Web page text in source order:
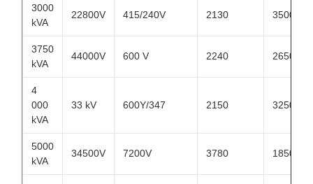
3000
kVA
22800V 415/240V 2130 3500
3750
kVA
44000V 600 V 2240 2650
4
000
kVA
33 kV 600Y/347 2150 3250
5000
kVA
34500V 7200V 3780 1850